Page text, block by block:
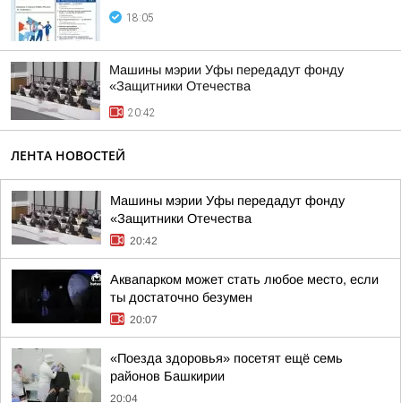
18:05
Машины мэрии Уфы передадут фонду
«Защитники Отечества
20:42
ЛЕНТА НОВОСТЕЙ
Машины мэрии Уфы передадут фонду
«Защитники Отечества
20:42
Аквапарком может стать любое место, если
ты достаточно безумен
20:07
«Поезда здоровья» посетят ещё семь
районов Башкирии
20:04